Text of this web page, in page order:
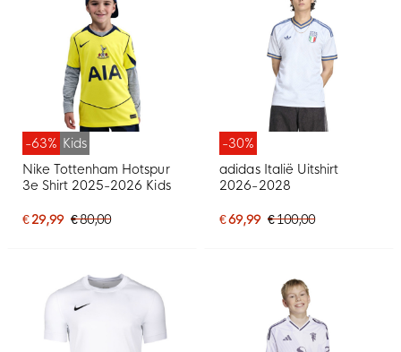
-63% Kids
Nike Tottenham Hotspur
3e Shirt 2025-2026 Kids
€ 29,99 € 80,00
-30%
adidas Italië Uitshirt
2026-2028
€ 69,99 € 100,00